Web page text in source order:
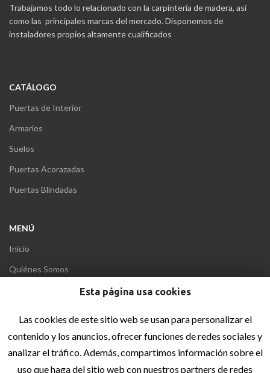
Trabajamos todo lo relacionado con la carpintería de madera, así
como las principales marcas del mercado. Disponemos de
instaladores propios altamente cualificados
CATÁLOGO
Puertas de Interior
Armarios
Suelos
Puertas Acorazadas
Puertas Blindadas
MENÚ
Inicio
Quiénes Somos
INFORMACIÓN LEGAL
Aviso Legal
Esta página usa cookies
Las cookies de este sitio web se usan para personalizar el
contenido y los anuncios, ofrecer funciones de redes sociales y
analizar el tráfico. Además, compartimos información sobre el
uso que haga del sitio web con nuestros partners de redes